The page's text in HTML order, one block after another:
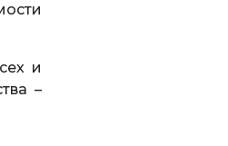
и
–